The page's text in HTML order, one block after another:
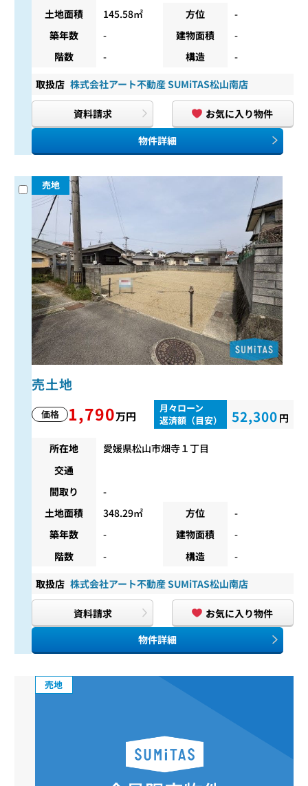
土地面積
145.58㎡ 方位
-
築年数
- 建物面積
-
階数
- 構造 -
取扱店 株式会社アート不動産 SUMiTAS松山南店
資料請求
お気に入り物件
物件詳細
売地
売土地
価格 1,790万円
月々ローン
返済額（目安）
52,300 円
所在地
愛媛県松山市畑寺１丁目
交通
間取り
-
土地面積
348.29㎡ 方位
-
築年数
- 建物面積
-
階数
- 構造 -
取扱店 株式会社アート不動産 SUMiTAS松山南店
資料請求
お気に入り物件
物件詳細
売地